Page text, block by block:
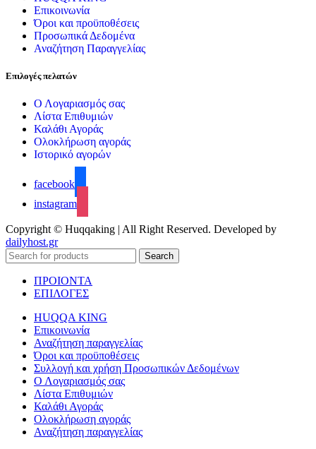
Επικοινωνία
Όροι και προϋποθέσεις
Προσωπικά Δεδομένα
Αναζήτηση Παραγγελίας
Επιλογές πελατών
Ο Λογαριασμός σας
Λίστα Επιθυμιών
Καλάθι Αγοράς
Ολοκλήρωση αγοράς
Ιστορικό αγορών
facebook
instagram
Copyright © Huqqaking | All Right Reserved. Developed by
dailyhost.gr
Search
ΠΡΟΙΟΝΤΑ
ΕΠΙΛΟΓΕΣ
HUQQA KING
Επικοινωνία
Αναζήτηση παραγγελίας
Όροι και προϋποθέσεις
Συλλογή και χρήση Προσωπικών Δεδομένων
Ο Λογαριασμός σας
Λίστα Επιθυμιών
Καλάθι Αγοράς
Ολοκλήρωση αγοράς
Αναζήτηση παραγγελίας